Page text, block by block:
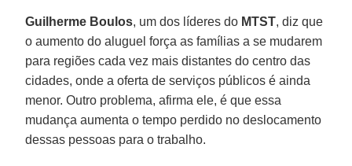
Guilherme Boulos, um dos líderes do MTST, diz que
o aumento do aluguel força as famílias a se mudarem
para regiões cada vez mais distantes do centro das
cidades, onde a oferta de serviços públicos é ainda
menor. Outro problema, afirma ele, é que essa
mudança aumenta o tempo perdido no deslocamento
dessas pessoas para o trabalho.